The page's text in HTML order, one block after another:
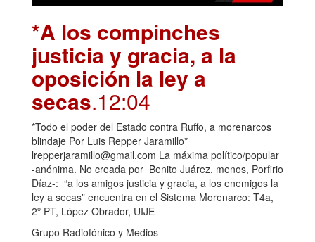
*A los compinches
justicia y gracia, a la
oposición la ley a
secas.12:04
*Todo el poder del Estado contra Ruffo, a morenarcos
blindaje Por Luis Repper Jaramillo*
lrepperjaramillo@gmail.com La máxima político/popular
-anónima. No creada por Benito Juárez, menos, Porfirio
Díaz-: “a los amigos justicia y gracia, a los enemigos la
ley a secas” encuentra en el Sistema Morenarco: T4a,
2º PT, López Obrador, UIJE
Grupo Radiofónico y Medios